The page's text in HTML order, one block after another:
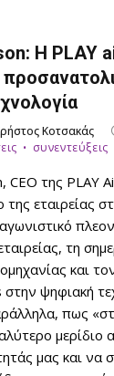
Η PLAY
Κοτσακάς
συνεντεύξεις
της PLAY
της εταιρείας
τη
και
ψηφιακή
πως
μερίδιο
μας και να